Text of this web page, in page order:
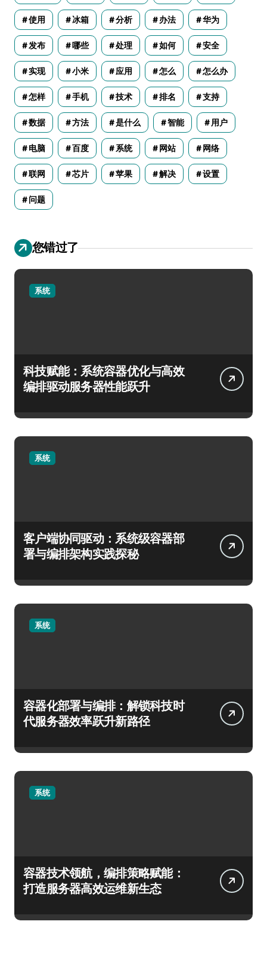
使用 冰箱 分析 办法 华为
发布 哪些 处理 如何 安全
实现 小米 应用 怎么 怎么办
怎样 手机 技术 排名 支持
数据 方法 是什么 智能 用户
电脑 百度 系统 网站 网络
联网 芯片 苹果 解决 设置
问题
您错过了
系统
科技赋能：系统容器优化与高效
编排驱动服务器性能跃升
系统
客户端协同驱动：系统级容器部
署与编排架构实践探秘
系统
容器化部署与编排：解锁科技时
代服务器效率跃升新路径
系统
容器技术领航，编排策略赋能：
打造服务器高效运维新生态